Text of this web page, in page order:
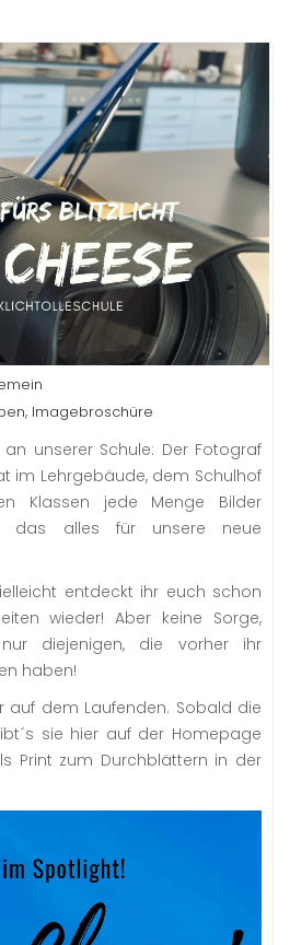
, Imagebroschüre
an unserer Schule: Der Fotograf
im Lehrgebäude, dem Schulhof
Klassen jede Menge Bilder
das alles für unsere neue
entdeckt ihr euch schon
wieder! Aber keine Sorge,
diejenigen, die vorher ihr
haben!
auf dem Laufenden. Sobald die
sie hier auf der Homepage
Print zum Durchblättern in der